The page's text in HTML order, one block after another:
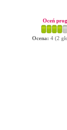
Oceń
Ocena: 4 (2